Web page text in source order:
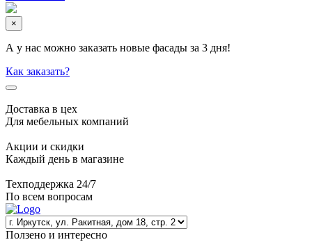
×
А у нас можно заказать новые фасады за 3 дня!
Как заказать?
Доставка в цех
Для мебельных компаний
Акции и скидки
Каждый день в магазине
Техподдержка 24/7
По всем вопросам
Ползено и интересно